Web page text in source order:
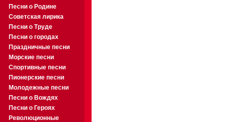
Песни о Родине
Советская лирика
Песни о Труде
Песни о городах
Праздничные песни
Морские песни
Спортивные песни
Пионерские песни
Молодежные песни
Песни о Вождях
Песни о Героях
Революционные